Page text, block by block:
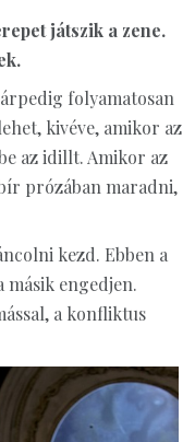
játszik a zene.
folyamatosan
kivéve, amikor az
az idillt. Amikor az
prózában maradni,
kezd. Ebben a
másik engedjen.
a konfliktus